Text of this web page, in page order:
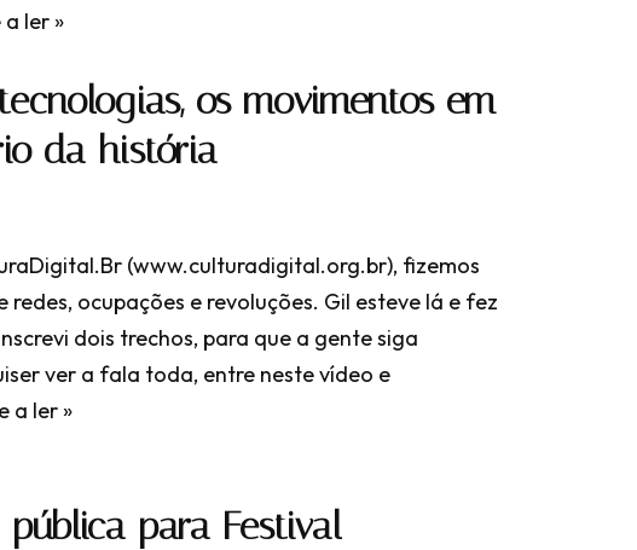
ler »
os movimentos em
da história
(www.culturadigital.org.br), fizemos
redes, ocupações e revoluções. Gil esteve lá e fez
dois trechos, para que a gente siga
ver a fala toda, entre neste vídeo e
a ler »
para Festival